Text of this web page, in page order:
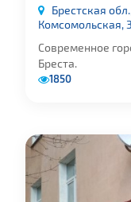
Брестская
Комсомольская,
Современное
Бреста.
1850